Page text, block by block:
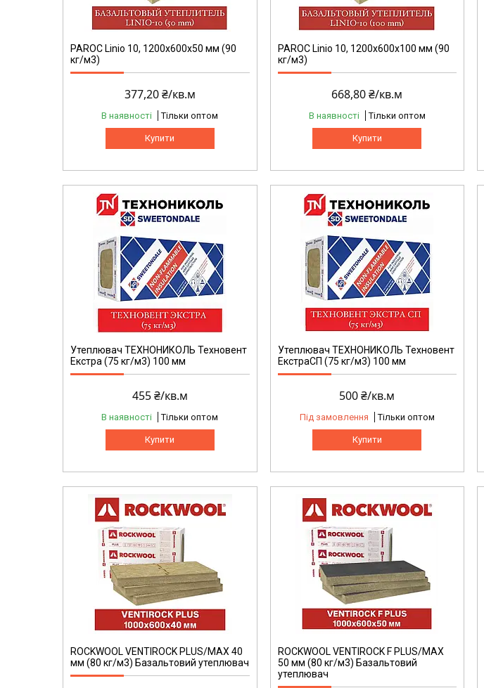
PAROC Linio 10, 1200х600х50 мм (90
кг/м3)
377,20 ₴/кв.м
В наявності Тільки оптом
Купити
PAROC Linio 10, 1200х600х100 мм (90
кг/м3)
668,80 ₴/кв.м
В наявності Тільки оптом
Купити
Утеплювач ТЕХНОНИКОЛЬ Техновент
Екстра (75 кг/м3) 100 мм
455 ₴/кв.м
В наявності Тільки оптом
Купити
Утеплювач ТЕХНОНИКОЛЬ Техновент
ЕкстраСП (75 кг/м3) 100 мм
500 ₴/кв.м
Під замовлення Тільки оптом
Купити
ROCKWOOL VENTIROCK PLUS/MAX 40
мм (80 кг/м3) Базальтовий утеплювач
ROCKWOOL VENTIROCK F PLUS/MAX
50 мм (80 кг/м3) Базальтовий
утеплювач